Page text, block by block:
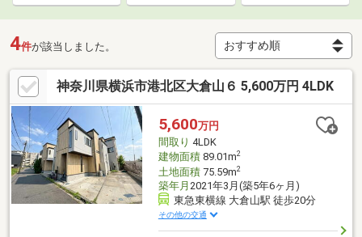
4件が該当しました。
神奈川県横浜市港北区大倉山６ 5,600万円 4LDK
5,600万円
間取り 4LDK
建物面積89.01m2
土地面積75.59m2
築年月 2021年3月(築5年6ヶ月)
東急東横線 大倉山駅 徒歩20分
その他の交通